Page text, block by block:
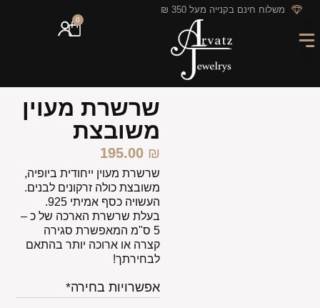
לתוכן משלוח חינם בקנייה מעל 350 ₪
0
שרשרת מעוין
משובצת
195.00 ₪
שרשרת מעוין ייחודית ביופיה,
משובצת כולה זרקונים לבנים.
העשויה כסף אמיתי 925.
בעלת שרשרת הארכה של כ –
5 ס"מ המאפשרת סגירה
קצרה או ארוכה יותר בהתאם
לבחירתך!
אפשרויות בחירה*